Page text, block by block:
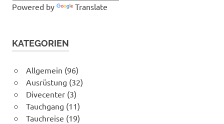
Powered by Translate
KATEGORIEN
Allgemein (96)
Ausrüstung (32)
Divecenter(3)
Tauchgang (11)
Tauchreise (19)